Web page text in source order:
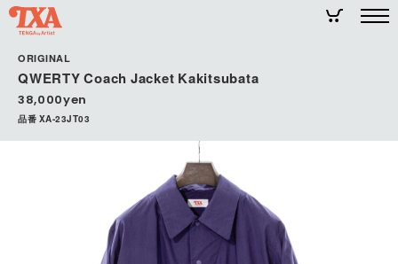
ORIGINAL
QWERTY Coach Jacket Kakitsubata
38,000yen
品番 XA-23JT03